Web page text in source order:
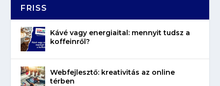
FRISS
Kávé vagy energiaital: mennyit tudsz a
koffeinről?
Webfejlesztő: kreativitás az online
térben